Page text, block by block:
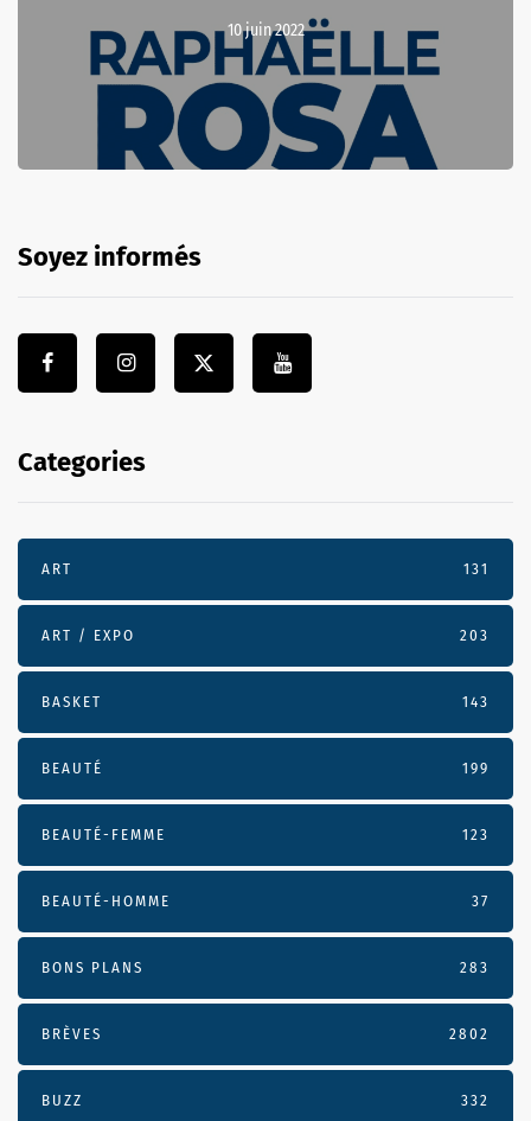
10 juin 2022
Soyez informés
Categories
ART 131
ART / EXPO 203
BASKET 143
BEAUTÉ 199
BEAUTÉ-FEMME 123
BEAUTÉ-HOMME 37
BONS PLANS 283
BRÈVES 2802
BUZZ 332